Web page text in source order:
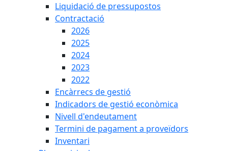
Liquidació de pressupostos
Contractació
2026
2025
2024
2023
2022
Encàrrecs de gestió
Indicadors de gestió econòmica
Nivell d'endeutament
Termini de pagament a proveïdors
Inventari